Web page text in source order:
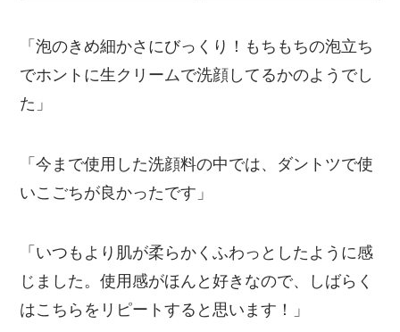
「泡のきめ細かさにびっくり！もちもちの泡立ち
でホントに生クリームで洗顔してるかのようでし
た」
「今まで使用した洗顔料の中では、ダントツで使
いこごちが良かったです」
「いつもより肌が柔らかくふわっとしたように感
じました。使用感がほんと好きなので、しばらく
はこちらをリピートすると思います！」